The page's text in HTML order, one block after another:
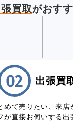
買取がおすす
出張買
めて売りたい、来店
が直接お伺いする出